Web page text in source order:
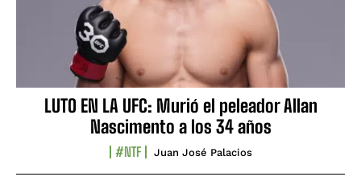
LUTO EN LA UFC: Murió el peleador Allan
Nascimento a los 34 años
#NTF Juan José Palacios